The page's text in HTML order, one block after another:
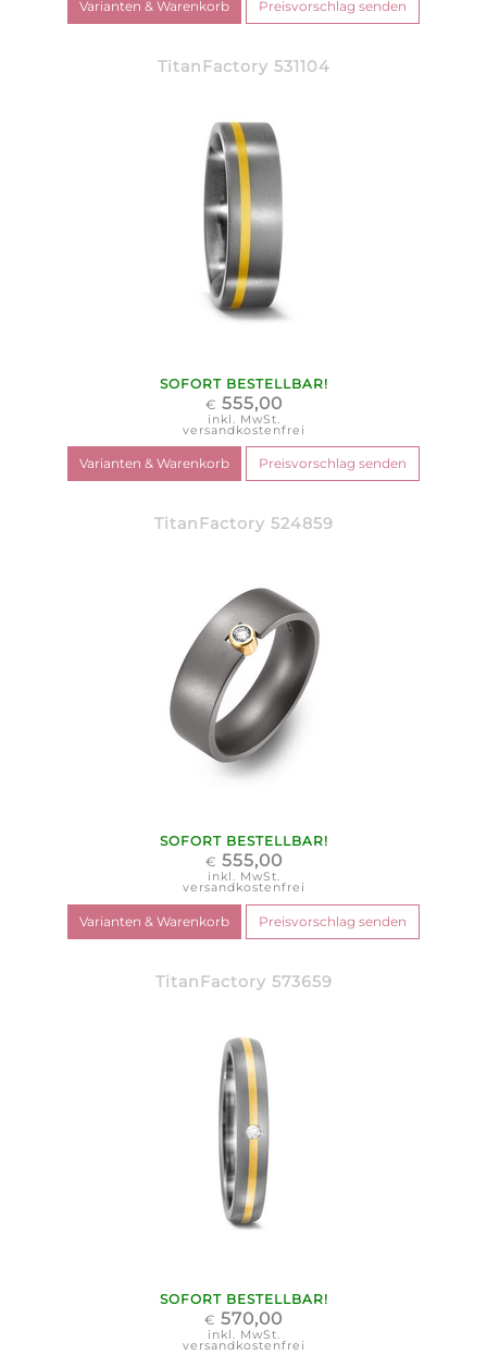
TitanFactory 531104
SOFORT BESTELLBAR!
€ 555,00
inkl. MwSt.
versandkostenfrei
TitanFactory 524859
SOFORT BESTELLBAR!
€ 555,00
inkl. MwSt.
versandkostenfrei
TitanFactory 573659
SOFORT BESTELLBAR!
€ 570,00
inkl. MwSt.
versandkostenfrei